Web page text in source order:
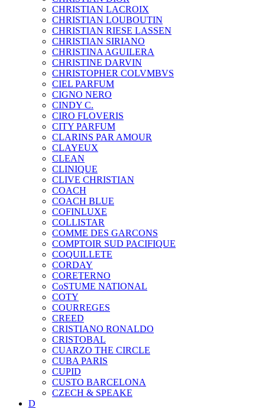
CHRISTIAN LACROIX
CHRISTIAN LOUBOUTIN
CHRISTIAN RIESE LASSEN
CHRISTIAN SIRIANO
CHRISTINA AGUILERA
CHRISTINE DARVIN
CHRISTOPHER COLVMBVS
CIEL PARFUM
CIGNO NERO
CINDY C.
CIRO FLOVERIS
CITY PARFUM
CLARINS PAR AMOUR
CLAYEUX
CLEAN
CLINIQUE
CLIVE CHRISTIAN
COACH
COACH BLUE
COFINLUXE
COLLISTAR
COMME DES GARCONS
COMPTOIR SUD PACIFIQUE
COQUILLETE
CORDAY
CORETERNO
CoSTUME NATIONAL
COTY
COURREGES
CREED
CRISTIANO RONALDO
CRISTOBAL
CUARZO THE CIRCLE
CUBA PARIS
CUPID
CUSTO BARCELONA
CZECH & SPEAKE
D